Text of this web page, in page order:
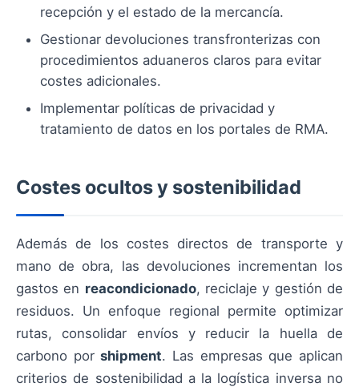
recepción y el estado de la mercancía.
Gestionar devoluciones transfronterizas con
procedimientos aduaneros claros para evitar
costes adicionales.
Implementar políticas de privacidad y
tratamiento de datos en los portales de RMA.
Costes ocultos y sostenibilidad
Además de los costes directos de transporte y
mano de obra, las devoluciones incrementan los
gastos en reacondicionado, reciclaje y gestión de
residuos. Un enfoque regional permite optimizar
rutas, consolidar envíos y reducir la huella de
carbono porshipment. Las empresas que aplican
criterios de sostenibilidad a la logística inversa no